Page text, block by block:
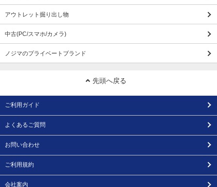
アウトレット掘り出し物
中古(PC/スマホ/カメラ)
ノジマのプライベートブランド
先頭へ戻る
ご利用ガイド
よくあるご質問
お問い合わせ
ご利用規約
会社案内